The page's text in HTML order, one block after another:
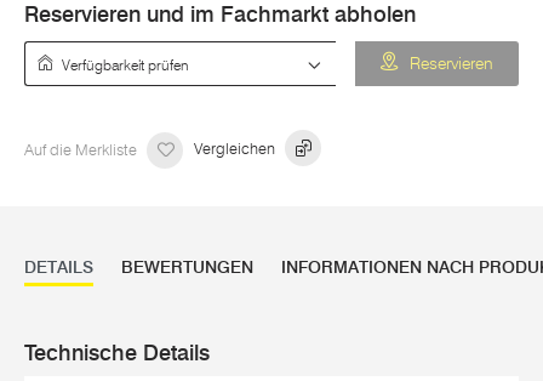
Reservieren und im Fachmarkt abholen
Reservieren
Auf die Merkliste Vergleichen
DETAILS BEWERTUNGEN INFORMATIONEN NACH
Technische Details